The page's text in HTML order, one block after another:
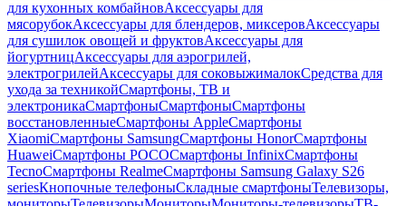
для кухонных комбайновАксессуары для
мясорубокАксессуары для блендеров, миксеровАксессуары
для сушилок овощей и фруктовАксессуары для
йогуртницАксессуары для аэрогрилей,
электрогрилейАксессуары для соковыжималокСредства для
ухода за техникойСмартфоны, ТВ и
электроникаСмартфоныСмартфоныСмартфоны
восстановленныеСмартфоны AppleСмартфоны
XiaomiСмартфоны SamsungСмартфоны HonorСмартфоны
HuaweiСмартфоны POCOСмартфоны InfinixСмартфоны
TecnoСмартфоны RealmeСмартфоны Samsung Galaxy S26
seriesКнопочные телефоныСкладные смартфоныТелевизоры,